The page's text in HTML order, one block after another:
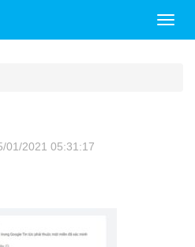
01/2021 05:31:17